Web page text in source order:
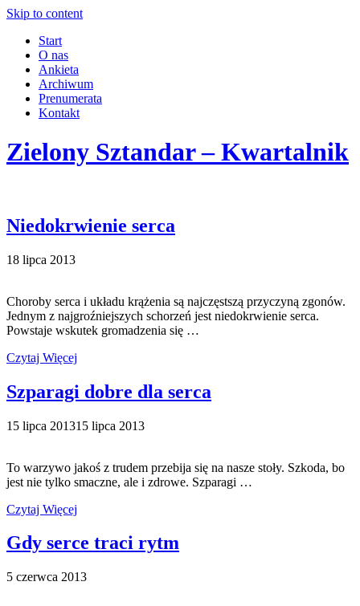
Skip to content
Start
O nas
Ankieta
Archiwum
Prenumerata
Kontakt
Zielony Sztandar – Kwartalnik
Niedokrwienie serca
18 lipca 2013
Choroby serca i układu krążenia są najczęstszą przyczyną zgonów.
Jednym z najgroźniejszych schorzeń jest niedokrwienie serca.
Powstaje wskutek gromadzenia się …
Czytaj Więcej
Szparagi dobre dla serca
15 lipca 201315 lipca 2013
To warzywo jakoś z trudem przebija się na nasze stoły. Szkoda, bo
jest nie tylko smaczne, ale i zdrowe. Szparagi …
Czytaj Więcej
Gdy serce traci rytm
5 czerwca 2013